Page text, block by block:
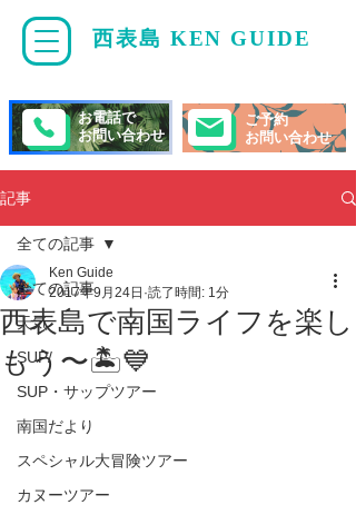
西表島 KEN GUIDE
ご予約
お問い合わせ
お電話で
お問い合わせ
記事
全ての記事
天気
SUP/
SUP・サップツアー
南国だより
スペシャル大冒険ツアー
カヌーツアー
全ての記事
西表島で南国ライフを楽し
もう〜🏝💙
Ken Guide
2017年9月24日 読了時間: 1分